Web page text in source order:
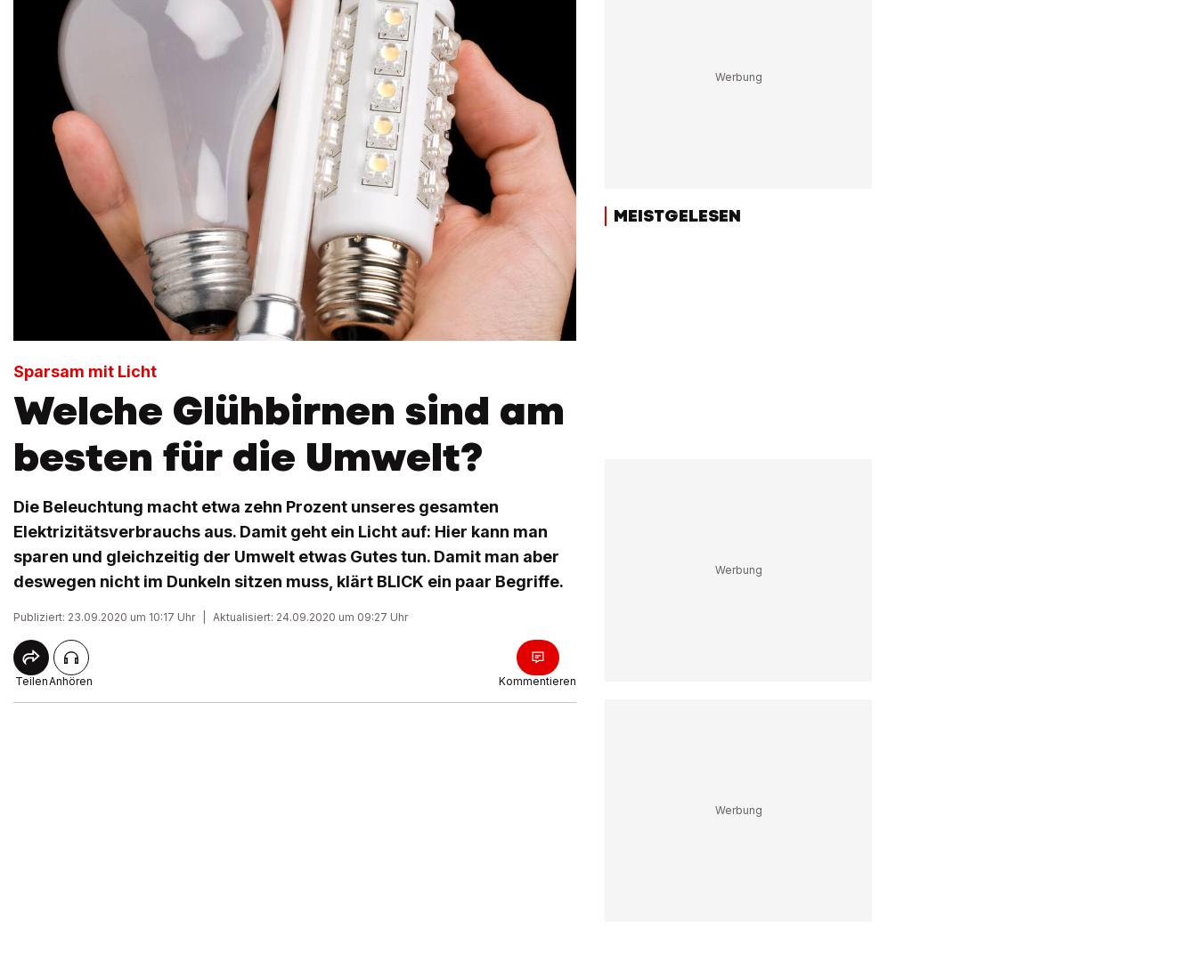
Sparsam mit Licht
Welche Glühbirnen sind am
besten für die Umwelt?
Die Beleuchtung macht etwa zehn Prozent unseres gesamten
Elektrizitätsverbrauchs aus. Damit geht ein Licht auf: Hier kann man
sparen und gleichzeitig der Umwelt etwas Gutes tun. Damit man aber
deswegen nicht im Dunkeln sitzen muss, klärt BLICK ein paar Begriffe.
Publiziert: 23.09.2020 um 10:17 Uhr Aktualisiert: 24.09.2020 um 09:27 Uhr
TeilenAnhören Kommentieren
MEISTGELESEN